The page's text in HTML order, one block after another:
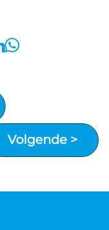
Volgende >